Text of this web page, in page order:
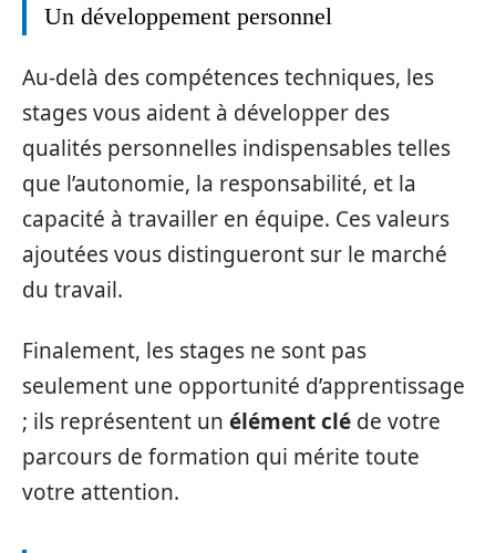
Un développement personnel
Au-delà des compétences techniques, les
stages vous aident à développer des
qualités personnelles indispensables telles
que l’autonomie, la responsabilité, et la
capacité à travailler en équipe. Ces valeurs
ajoutées vous distingueront sur le marché
du travail.
Finalement, les stages ne sont pas
seulement une opportunité d’apprentissage
; ils représentent un élément clé de votre
parcours de formation qui mérite toute
votre attention.